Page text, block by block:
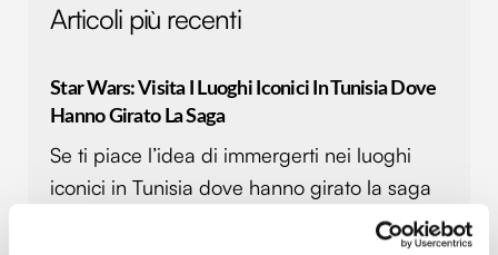
Articoli più recenti
Star Wars: Visita I Luoghi Iconici In Tunisia Dove
Hanno Girato La Saga
Se ti piace l’idea di immergerti nei luoghi
iconici in Tunisia dove hanno girato la saga
di Star Wars, devi conoscere precisamente